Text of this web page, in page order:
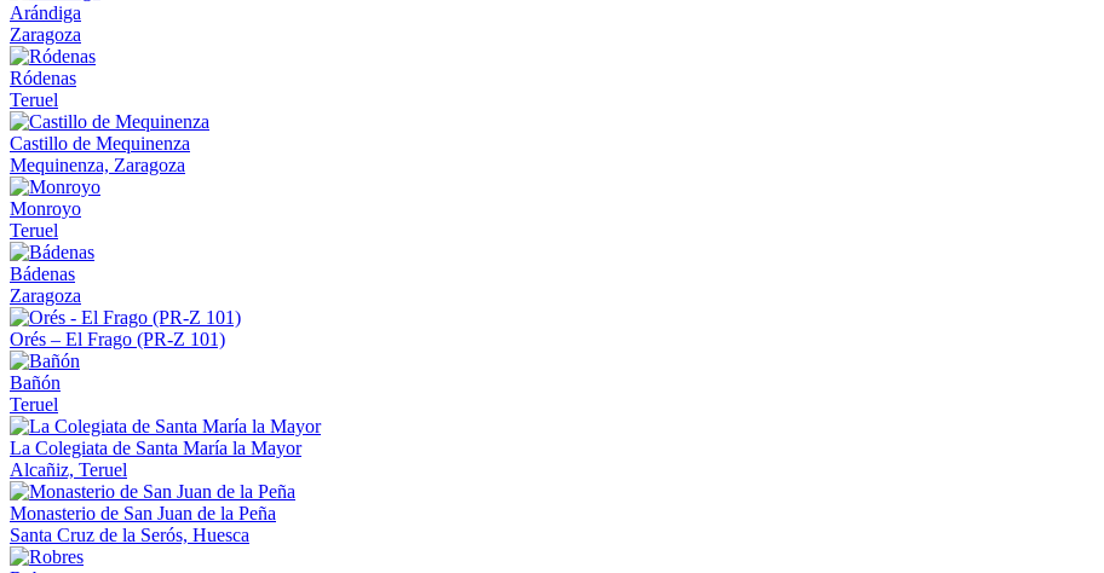
Arándiga
Zaragoza
Ródenas
Teruel
Castillo de Mequinenza
Mequinenza, Zaragoza
Monroyo
Teruel
Bádenas
Zaragoza
Orés – El Frago (PR-Z 101)
Bañón
Teruel
La Colegiata de Santa María la Mayor
Alcañiz, Teruel
Monasterio de San Juan de la Peña
Santa Cruz de la Serós, Huesca